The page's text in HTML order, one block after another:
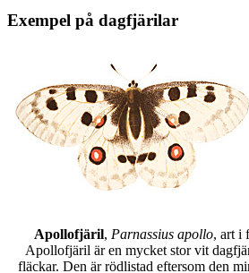
Exempel på dagfjärilar
Apollofjäril, Parnassius apollo, art i
Apollofjäril är en mycket stor vit
fläckar. Den är rödlistad eftersom den